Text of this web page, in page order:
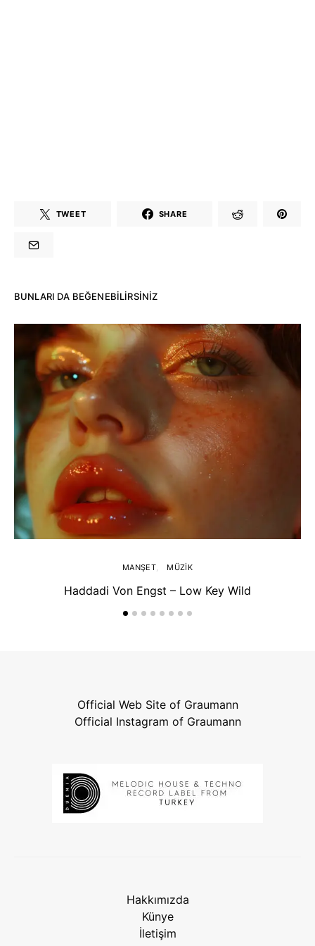
TWEET SHARE
BUNLARI DA BEĞENEBILIRSINIZ
MANŞET MÜZIK
Haddadi Von Engst – Low Key Wild
Official Web Site of Graumann
Official Instagram of Graumann
Hakkımızda
Künye
İletişim